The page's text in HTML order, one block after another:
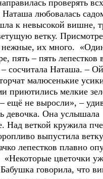
проверять
Наташа любовалась
к невысокой вишне,
ветку.
нежные, их много.
пять – пять лепестков
– сосчитала Наташа. –
малюсенькие
приютились мелкие
ещё не выросли», –
девочка. Она услышала
Над веткой кружила
выпустила
лепестков плавно
цветочки
говорила, что